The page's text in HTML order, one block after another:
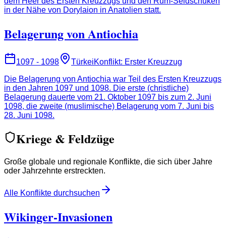
in der Nähe von Dorylaion in Anatolien statt.
Belagerung von Antiochia
1097 - 1098 TürkeiKonflikt: Erster Kreuzzug
Die Belagerung von Antiochia war Teil des Ersten Kreuzzugs
in den Jahren 1097 und 1098. Die erste (christliche)
Belagerung dauerte vom 21. Oktober 1097 bis zum 2. Juni
1098, die zweite (muslimische) Belagerung vom 7. Juni bis
28. Juni 1098.
Kriege & Feldzüge
Große globale und regionale Konflikte, die sich über Jahre
oder Jahrzehnte erstreckten.
Alle Konflikte durchsuchen
Wikinger-Invasionen